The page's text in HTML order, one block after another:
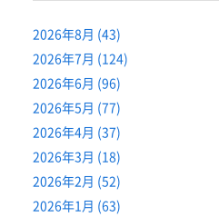
2026年8月 (43)
2026年7月 (124)
2026年6月 (96)
2026年5月 (77)
2026年4月 (37)
2026年3月 (18)
2026年2月 (52)
2026年1月 (63)